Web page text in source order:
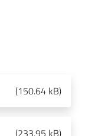
(150.64 kB)
(233.95 kB)